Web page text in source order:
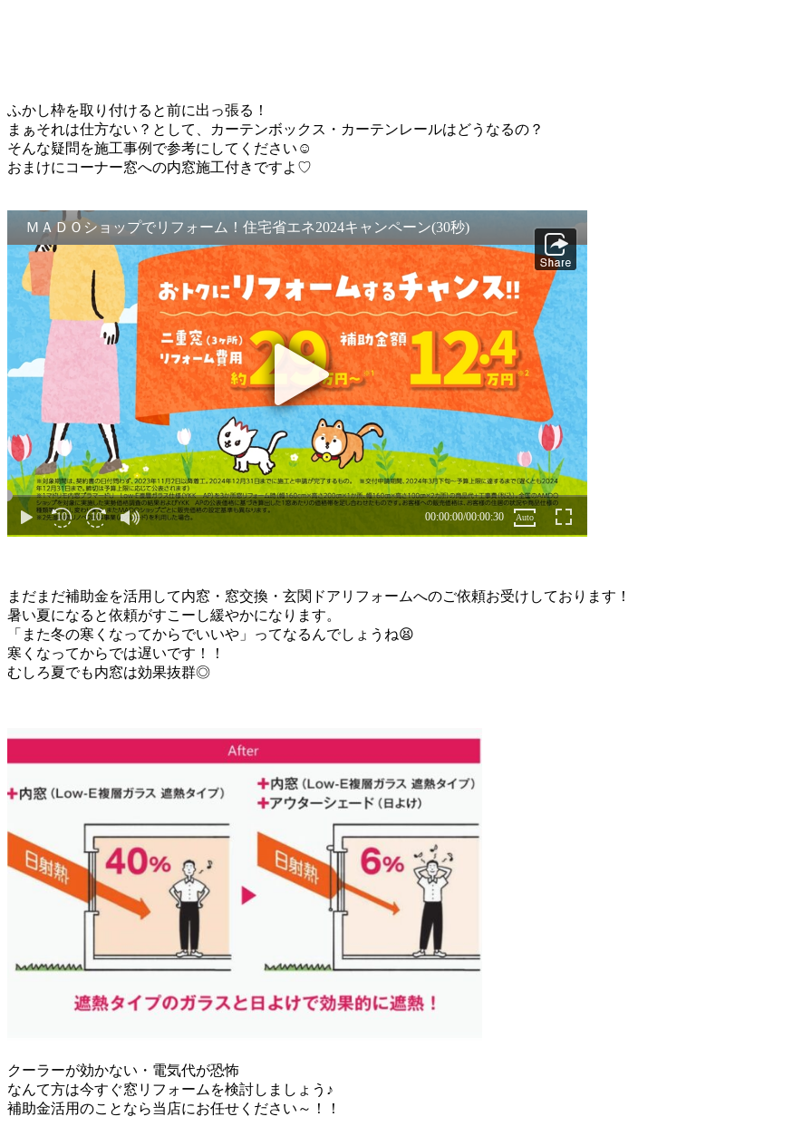
ふかし枠を取り付けると前に出っ張る！
まぁそれは仕方ない？として、カーテンボックス・カーテンレールはどうなるの？
そんな疑問を施工事例で参考にしてください☺
おまけにコーナー窓への内窓施工付きですよ♡
まだまだ補助金を活用して内窓・窓交換・玄関ドアリフォームへのご依頼お受けしております！
暑い夏になると依頼がすこーし緩やかになります。
「また冬の寒くなってからでいいや」ってなるんでしょうね😫
寒くなってからでは遅いです！！
むしろ夏でも内窓は効果抜群◎
クーラーが効かない・電気代が恐怖
なんて方は今すぐ窓リフォームを検討しましょう♪
補助金活用のことなら当店にお任せください～！！